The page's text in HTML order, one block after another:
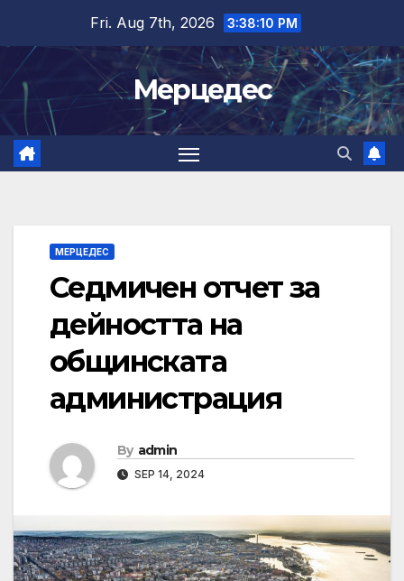
content
Fri. Aug 7th, 2026 3:38:11 PM
Мерцедес
МЕРЦЕДЕС
Седмичен отчет за
дейността на
общинската
администрация
By admin
SEP 14, 2024